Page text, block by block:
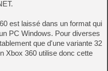
est laissé dans un format qui
PC Windows. Pour diverses
que d'une variante 32
Xbox 360 utilise donc cette